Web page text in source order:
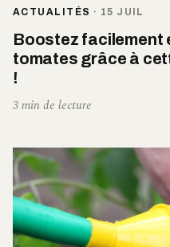
ACTUALITÉS · 15 JUIL
Boostez facilement
tomates grâce à
!
3 min de lecture